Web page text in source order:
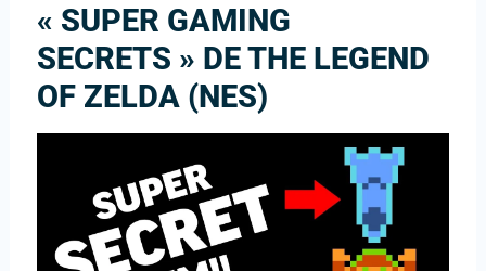
« SUPER GAMING
SECRETS » DE THE LEGEND
OF ZELDA (NES)